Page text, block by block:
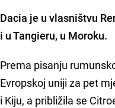
Dacia je u vlasništvu
i u Tangieru, u Moroku.
Prema pisanju
Evropskoj uniji za pet
i Kiju, a približila se